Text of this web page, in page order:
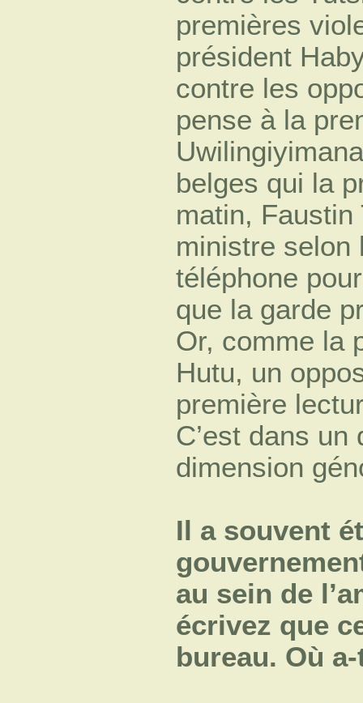
premières
président
contre les
pense à la
belges qui la
matin, Faustin
ministre selon
téléphone
que la garde
Or, comme la
Hutu, un
première
C’est dans
dimension
Il a souvent
au sein de
écrivez que
bureau. Où